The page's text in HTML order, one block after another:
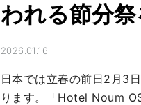
われる節分
2026.01.16
日本では立春の前日2月3
ります。「Hotel Noum